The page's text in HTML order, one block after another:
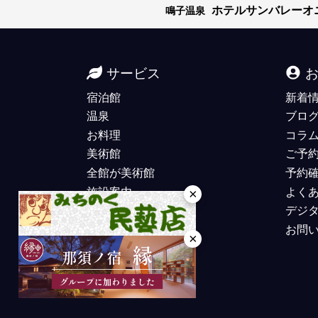
鳴子温泉 ホテルサンバレーオ
サービス
宿泊館
温泉
お料理
美術館
全館が美術館
施設案内
新着
ブロ
コラム
ご予
予約
よく
デジ
お問
×
×